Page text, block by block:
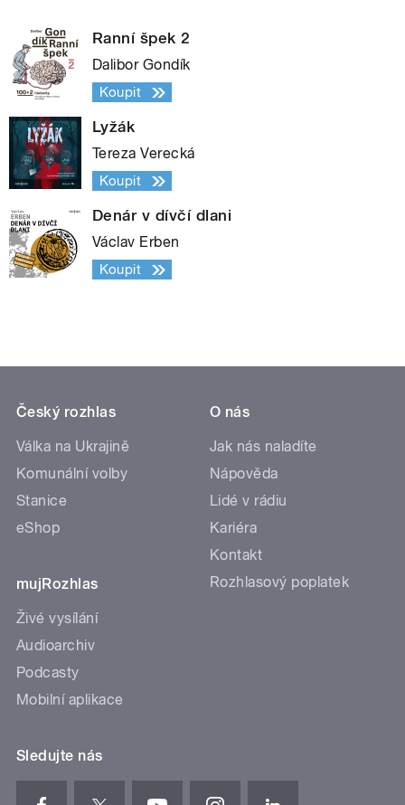
Ranní špek 2
Dalibor Gondík
Koupit
Lyžák
Tereza Verecká
Koupit
Denár v dívčí dlani
Václav Erben
Koupit
Český rozhlas
Válka na Ukrajině
Komunální volby
Stanice
eShop
mujRozhlas
Živé vysílání
Audioarchiv
Podcasty
Mobilní aplikace
O nás
Jak nás naladíte
Nápověda
Lidé v rádiu
Kariéra
Kontakt
Rozhlasový poplatek
Sledujte nás